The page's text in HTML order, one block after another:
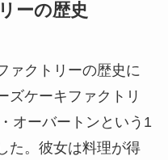
ーの歴史
ァクトリーの歴史に
ズケーキファクトリ
オーバートンという1
た。彼女は料理が得